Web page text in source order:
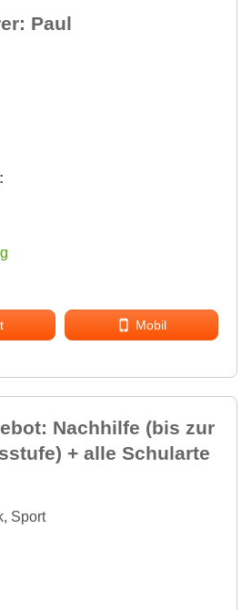
Paul
Mobil
Nachhilfe (bis zur
+ alle Schularte
Sport